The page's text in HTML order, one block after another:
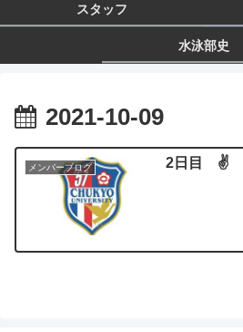
スタッフ
水泳部史
2021-10-09
メンバーブログ 2日目 ✌️